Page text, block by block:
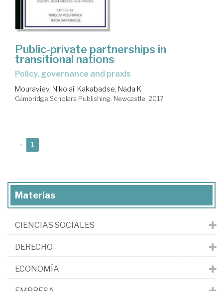
Public-private partnerships in
transitional nations
policy, governance and praxis
Mouraviev, Nikolai; Kakabadse, Nada K.
Cambridge Scholars Publishing. Newcastle, 2017
« 1
Materias
CIENCIAS SOCIALES
DERECHO
ECONOMÍA